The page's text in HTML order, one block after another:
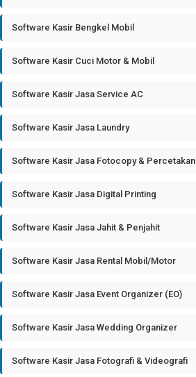
Software Kasir Bengkel Mobil
Software Kasir Cuci Motor & Mobil
Software Kasir Jasa Service AC
Software Kasir Jasa Laundry
Software Kasir Jasa Fotocopy & Percetakan
Software Kasir Jasa Digital Printing
Software Kasir Jasa Jahit & Penjahit
Software Kasir Jasa Rental Mobil/Motor
Software Kasir Jasa Event Organizer (EO)
Software Kasir Jasa Wedding Organizer
Software Kasir Jasa Fotografi & Videografi